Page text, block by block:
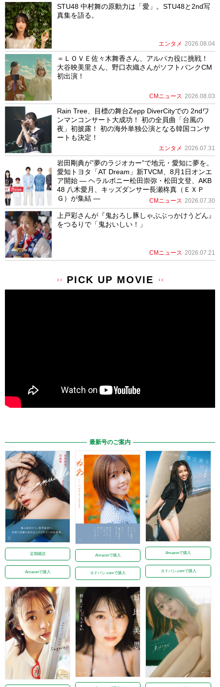
STU48 中村舞の原動力は「愛」。STU48と2nd写
真集を語る。
エンタメ 2026.08.04
＝ＬＯＶＥ佐々木舞香さん、アルパカ役に挑戦！
大谷映美里さん、野口衣織さんがソフトバンクCM
初出演！
CMニュース 2026.08.03
Rain Tree、目標の舞台Zepp DiverCityでの 2ndワ
ンマンコンサート大成功！ 初の全員曲「台風の
夜」初披露！ 初の海外単独公演となる韓国コンサ
ートも決定！
エンタメ 2026.07.31
岩田剛典が”夢のラジオカー”で地元・愛知に夢を。
愛知トヨタ「AT Dream」新TVCM、8月1日オンエ
ア開始 ― ヘラルボニー松田崇弥・松田文登、AKB
48 八木愛月、キッズダンサー長瀬柊真（ＥＸＰ
Ｇ）が集結 ―
CMニュース 2026.07.30
上戸彩さんが『鬼おろし豚しゃぶぶっかけうどん』
をつるりで「鬼おいしい！」
CMニュース 2026.07.21
PICK UP MOVIE
最新号のご案内
定期購読
Amazonで購入
Amazonで購入
ヨドバシ.comで購入
Amazonで購入
ヨドバシ.comで購入